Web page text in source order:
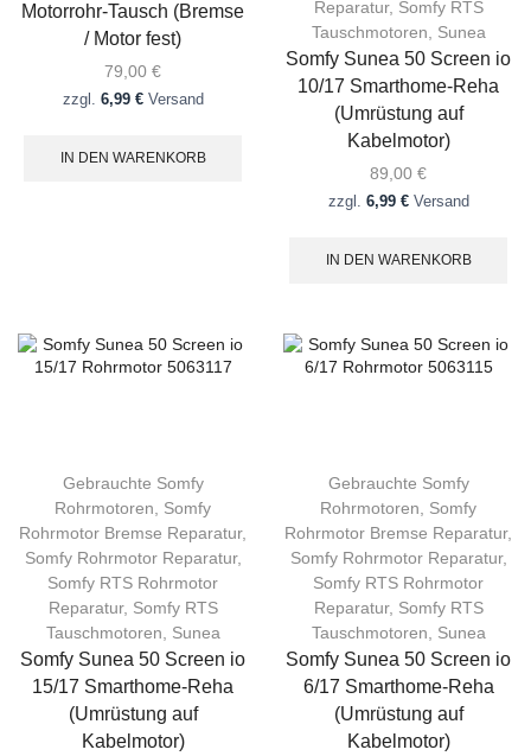
Motorrohr-Tausch (Bremse
/ Motor fest)
79,00 €
zzgl. 6,99 €Versand
IN DEN WARENKORB
Reparatur, Somfy RTS
Tauschmotoren
Sunea
Somfy Sunea 50 Screen io
10/17 Smarthome-Reha
(Umrüstung auf
Kabelmotor)
89,00 €
zzgl. 6,99 €Versand
IN DEN WARENKORB
Gebrauchte Somfy
Rohrmotoren
Somfy
Rohrmotor Bremse Reparatur,
Somfy Rohrmotor Reparatur,
Somfy RTS Rohrmotor
Reparatur, Somfy RTS
Tauschmotoren
Sunea
Somfy Sunea 50 Screen io
15/17 Smarthome-Reha
(Umrüstung auf
Kabelmotor)
Gebrauchte Somfy
Rohrmotoren
Somfy
Rohrmotor Bremse Reparatur,
Somfy Rohrmotor Reparatur,
Somfy RTS Rohrmotor
Reparatur, Somfy RTS
Tauschmotoren
Sunea
Somfy Sunea 50 Screen io
6/17 Smarthome-Reha
(Umrüstung auf
Kabelmotor)